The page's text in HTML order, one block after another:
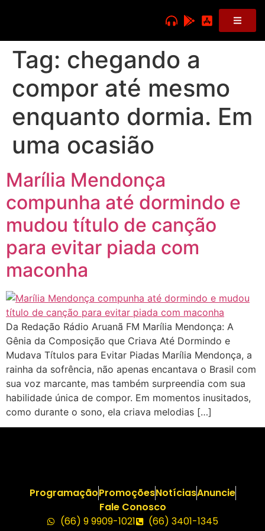
Tag: chegando a
compor até mesmo
enquanto dormia. Em
uma ocasião
Marília Mendonça
compunha até dormindo e
mudou título de canção
para evitar piada com
maconha
Da Redação Rádio Aruanã FM Marília Mendonça: A
Gênia da Composição que Criava Até Dormindo e
Mudava Títulos para Evitar Piadas Marília Mendonça, a
rainha da sofrência, não apenas encantava o Brasil com
sua voz marcante, mas também surpreendia com sua
habilidade única de compor. Em momentos inusitados,
como durante o sono, ela criava melodias […]
ProgramaçãoPromoçõesNotíciasAnuncie
Fale Conosco
(66) 9 9909-1021
(66) 3401-1345